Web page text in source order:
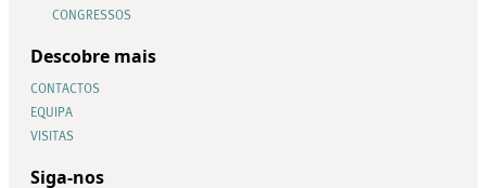
CONGRESSOS
Descobre mais
CONTACTOS
EQUIPA
VISITAS
Siga-nos